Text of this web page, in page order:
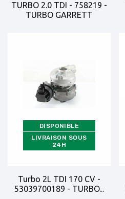
TURBO 2.0 TDI - 758219 -
TURBO GARRETT
DISPONIBLE
LIVRAISON SOUS
24H
Turbo 2L TDI 170 CV -
53039700189 - TURBO...